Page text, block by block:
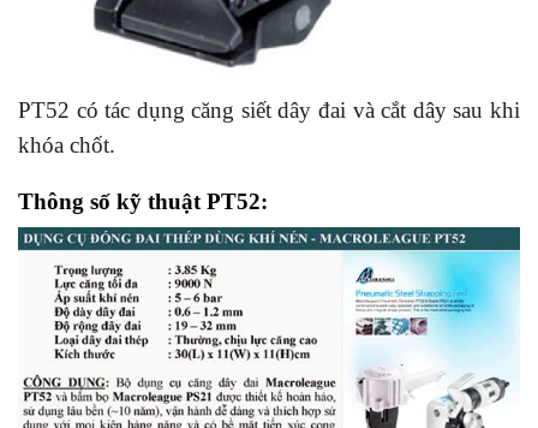
PT52 có tác dụng căng siết dây đai và cắt dây sau khi
khóa chốt.
Thông số kỹ thuật PT52: